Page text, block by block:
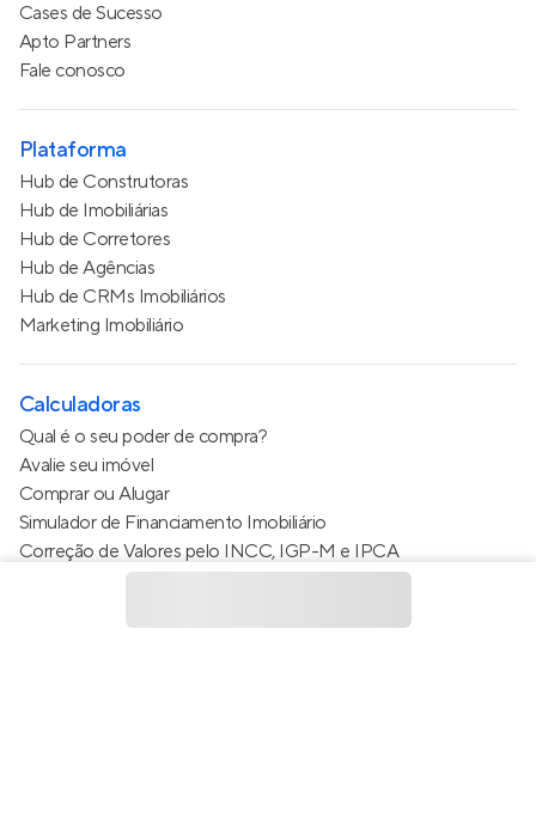
Cases de Sucesso
Apto Partners
Fale conosco
Plataforma
Hub de Construtoras
Hub de Imobiliárias
Hub de Corretores
Hub de Agências
Hub de CRMs Imobiliários
Marketing Imobiliário
Calculadoras
Qual é o seu poder de compra?
Avalie seu imóvel
Comprar ou Alugar
Simulador de Financiamento Imobiliário
Correção de Valores pelo INCC, IGP-M e IPCA
Estimativa de valor do condomínio